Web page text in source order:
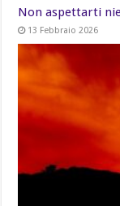
Non aspettarti
13 Febbraio 2026